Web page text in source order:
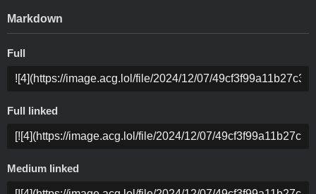
Markdown
Full
Full linked
Medium linked